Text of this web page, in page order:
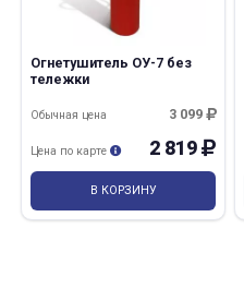
Огнетушитель ОУ-7 без
тележки
3 099
Обычная цена
2 819
Цена по карте
В КОРЗИНУ